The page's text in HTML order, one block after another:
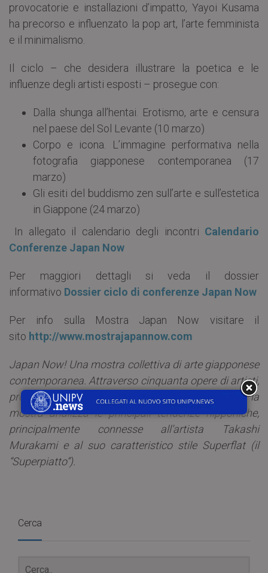
provocatorie e installazioni d’impatto, Yayoi Kusama
ha precorso e influenzato la pop art, l’arte femminista
e il minimalismo.
Il ciclo – che desidera illustrare la poetica e le
influenze degli artisti esposti – prosegue con:
Dalla shunga all’hentai. Erotismo, arte e censura
nel paese del Sol Levante (10 marzo)
Corpo e icona. L’immagine performativa nella
fotografia giapponese contemporanea (17
marzo)
Gli esiti del buddismo zen sull’arte e sull’estetica
in Giappone (24 marzo)
In allegato il calendario degli incontri Calendario
Conferenze Japan Now
Per maggiori dettagli si veda il dossier
informativo Dossier ciclo di conferenze Japan Now
Per info sulla Mostra Japan Now visitare il
sito http://www.mostrajapannow.com
Japan Now! Una mostra collettiva di arte giapponese
contemporanea. Attraverso cinquanta opere di artisti,
provenienti da collezioni private internazionali, la
mostra analizza le principali tendenze nipponiche,
principalmente connesse all’artista Takashi
Murakami e al suo caratteristico stile Superflat (il
“Superpiatto”).
Cerca